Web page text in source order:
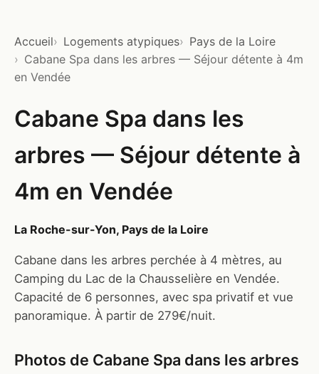
Accueil Logements atypiques
Pays de la Loire
Cabane Spa dans les arbres — Séjour détente à 4m
en Vendée
Cabane Spa dans les
arbres — Séjour détente à
4m en Vendée
La Roche-sur-Yon, Pays de la Loire
Cabane dans les arbres perchée à 4 mètres, au
Camping du Lac de la Chausselière en Vendée.
Capacité de 6 personnes, avec spa privatif et vue
panoramique. À partir de 279€/nuit.
Photos de Cabane Spa dans les arbres